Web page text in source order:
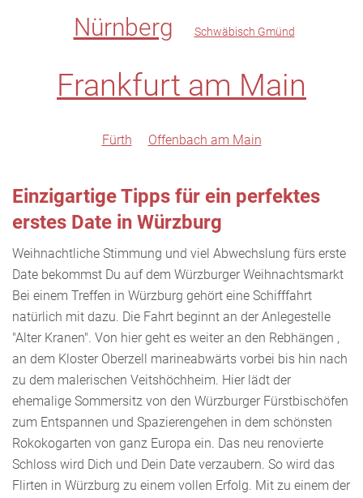
Nürnberg Schwäbisch Gmünd
Frankfurt am Main
Fürth Offenbach am Main
Einzigartige Tipps für ein perfektes
erstes Date in Würzburg
Weihnachtliche Stimmung und viel Abwechslung fürs erste
Date bekommst Du auf dem Würzburger Weihnachtsmarkt
Bei einem Treffen in Würzburg gehört eine Schifffahrt
natürlich mit dazu. Die Fahrt beginnt an der Anlegestelle
"Alter Kranen". Von hier geht es weiter an den Rebhängen ,
an dem Kloster Oberzell marineabwärts vorbei bis hin nach
zu dem malerischen Veitshöchheim. Hier lädt der
ehemalige Sommersitz von den Würzburger Fürstbischöfen
zum Entspannen und Spazierengehen in dem schönsten
Rokokogarten von ganz Europa ein. Das neu renovierte
Schloss wird Dich und Dein Date verzaubern. So wird das
Flirten in Würzburg zu einem vollen Erfolg. Mit zu einem der